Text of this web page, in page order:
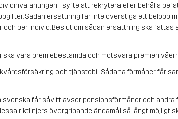
antingen i syfte att rekrytera eller behålla
Sådan ersättning får inte överstiga ett belopp
per individ. Beslut om sådan ersättning ska
vara premiebestämda och motsvara
och tjänstebil. Sådana förmåner får
får, såvitt avser pensionsförmåner och andra
riktlinjers övergripande ändamål så långt möjligt